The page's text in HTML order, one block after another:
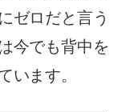
ゼロだと言う
今でも背中を
います。